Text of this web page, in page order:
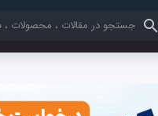
کلمات کلیدی خود را وارد کنید